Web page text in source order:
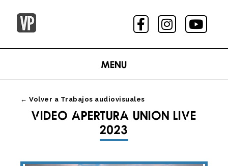
Menu
← Volver a Trabajos audiovisuales
VIDEO APERTURA UNION LIVE
2023